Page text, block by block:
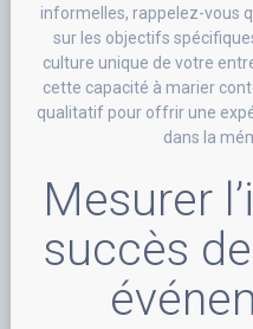
informelles, rappelez-vous
sur les objectifs
culture unique de votre
cette capacité à marier
qualitatif pour offrir une
dans la
Mesurer
succès